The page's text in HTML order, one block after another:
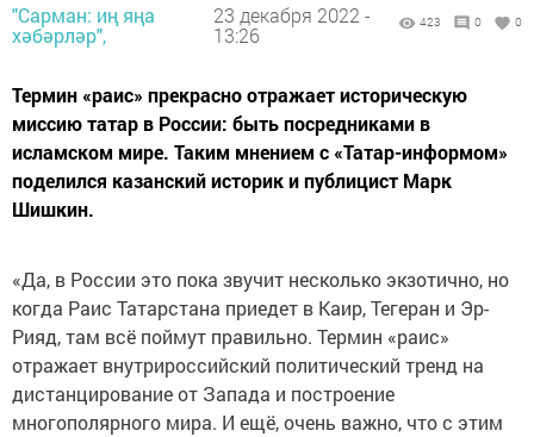
"Сарман: иң яңа
хәбәрләр",
23 декабря 2022 -
13:26
423 0 0
Термин «раис» прекрасно отражает историческую
миссию татар в России: быть посредниками в
исламском мире. Таким мнением с «Татар-информом»
поделился казанский историк и публицист Марк
Шишкин.
«Да, в России это пока звучит несколько экзотично, но
когда Раис Татарстана приедет в Каир, Тегеран и Эр-
Рияд, там всё поймут правильно. Термин «раис»
отражает внутрироссийский политический тренд на
дистанцирование от Запада и построение
многополярного мира. И ещё, очень важно, что с этим